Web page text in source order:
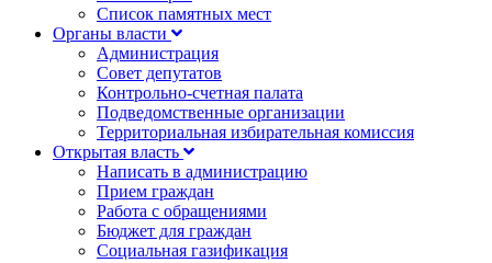
Список памятных мест
Органы власти
Администрация
Совет депутатов
Контрольно-счетная палата
Подведомственные организации
Территориальная избирательная комиссия
Открытая власть
Написать в администрацию
Прием граждан
Работа с обращениями
Бюджет для граждан
Социальная газификация